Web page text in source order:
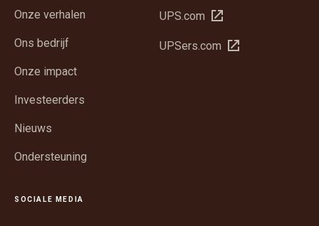
Onze verhalen
Ons bedrijf
Onze impact
Investeerders
Nieuws
Ondersteuning
UPS.com Opent
een
UPSers.com Opent
SOCIALE MEDIA